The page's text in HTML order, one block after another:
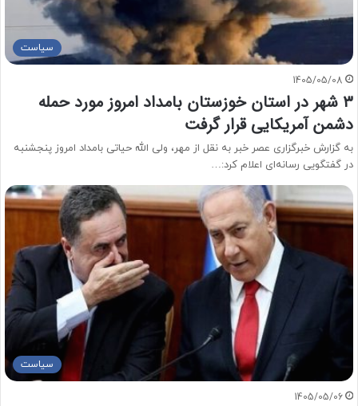
سیاست
1405/05/08
۳ شهر در استان خوزستان بامداد امروز مورد حمله
دشمن آمریکایی قرار گرفت
به گزارش خبرگزاری عصر خبر به نقل از مهر، ولی الله حیاتی بامداد امروز پنجشنبه
در گفتگویی رسانه‌ای اعلام کرد:…
سیاست
1405/05/06